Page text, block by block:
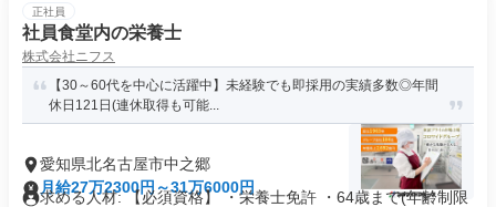
正社員
社員食堂内の栄養士
株式会社ニフス
【30～60代を中心に活躍中】未経験でも即採用の実績多数◎年間
休日121日(連休取得も可能...
愛知県北名古屋市中之郷
月給27万2300円～31万6000円
求める人材: 【必須資格】 ・栄養士免許 ・64歳まで(年齢制限